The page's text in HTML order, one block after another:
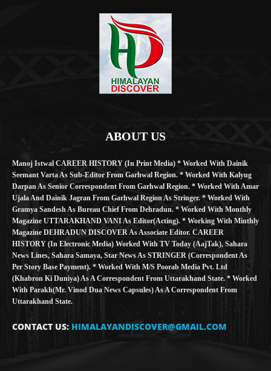
ABOUT US
Manoj Istwal CAREER HISTORY (in Print Media) * Worked With Dainik
Seemant Varta As Sub-Editor From Garhwal Region. * Worked With Kalyug
Darpan As Senior Correspondent From Garhwal Region. * Worked With Amar
Ujala And Dainik Jagran From Garhwal Region As Stringer. * Worked With
Gramya Sandesh As Bureau Chief From Dehradun. * Worked With Monthly
Magazine UTTARAKHAND VANI As Editor(Acting). * Working With Minthly
Magazine DEHRADUN DISCOVER As Associate Editor. CAREER
HISTORY (in Electronic Media) Worked With TV Today (AajTak), Sahara
News Lines, Sahara Samaya, Star News As STRINGER (Correspondent As
Per Story Base Payment). * Worked With M/S Poorab Media Pvt. Ltd
(Khabron Ki Duniya) As A Correspondent From Uttarakhand State. * Worked
With Parakh(Mr. Vinod Dua News Capsules) As A Correspondent From
Uttarakhand State.
CONTACT US: HIMALAYANDISCOVER@GMAIL.COM